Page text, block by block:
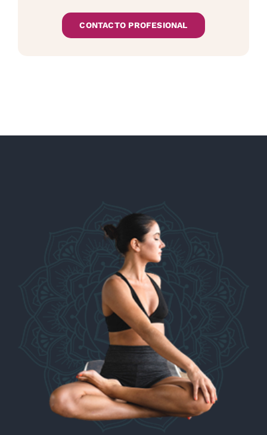
CONTACTO PROFESIONAL